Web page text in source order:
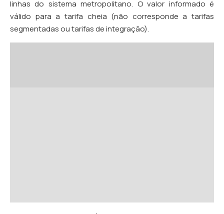
linhas do sistema metropolitano. O valor informado é
válido para a tarifa cheia (não corresponde a tarifas
segmentadas ou tarifas de integração).